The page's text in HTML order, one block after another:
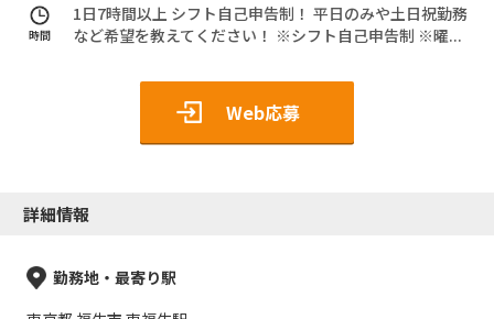
時間
1日7時間以上 シフト自己申告制！ 平日のみや土日祝勤務
など希望を教えてください！ ※シフト自己申告制 ※曜...
Web応募
詳細情報
勤務地・最寄り駅